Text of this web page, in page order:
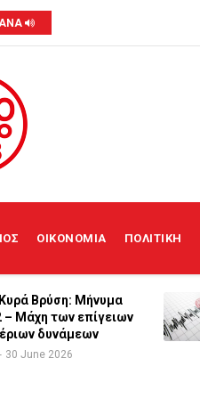
ΟΙΚΟΝΟΜΙΑ ΠΟΛΙΤΙΚΗ
Βρύση: Μήνυμα
– Μάχη των επίγειων
δυνάμεων
30 June 2026